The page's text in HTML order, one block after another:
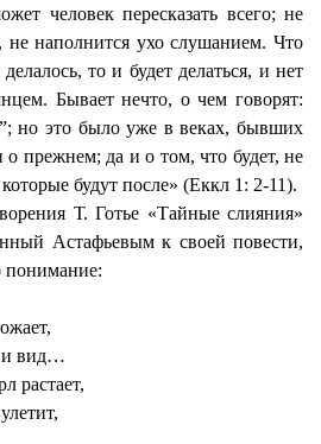
человек пересказать всего; не
не наполнится ухо слушанием. Что
то и будет делаться, и нет
Бывает нечто, о чем говорят:
но это было уже в веках, бывших
прежнем; да и о том, что будет, не
будут после» (Еккл 1: 2-11).
Т. Готье «Тайные слияния»
Астафьевым к своей повести,
понимание:
и вид…
растает,